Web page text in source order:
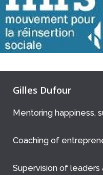
Gilles Dufour
Mentoring happiness,
Coaching of
Supervision of leaders